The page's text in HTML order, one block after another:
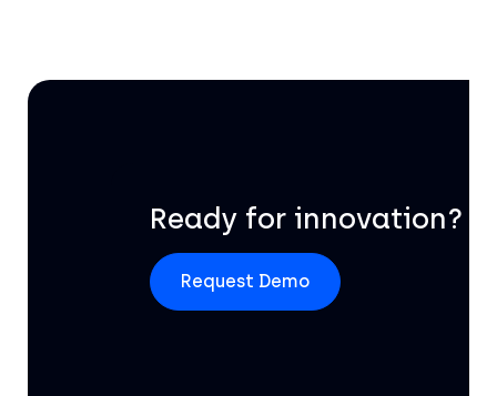
Ready for innovation?
Request Demo